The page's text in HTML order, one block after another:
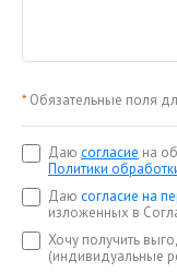
* Обязательные поля
Даю согласие на
Политики
Даю согласие на
изложенных в
Хочу получить
(индивидуальные